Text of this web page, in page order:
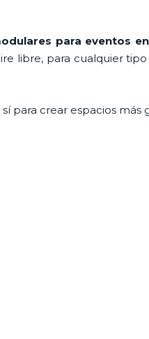
para eventos
libre, para cualquier
para crear espacios más